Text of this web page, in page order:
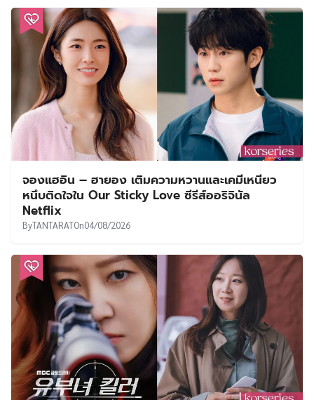
จองแฮอิน – ฮายอง เติมความหวานและเคมีเหนียว
หนึบติดใจใน Our Sticky Love ซีรีส์ออริจินัล
Netflix
ByTANTARATOn04/08/2026